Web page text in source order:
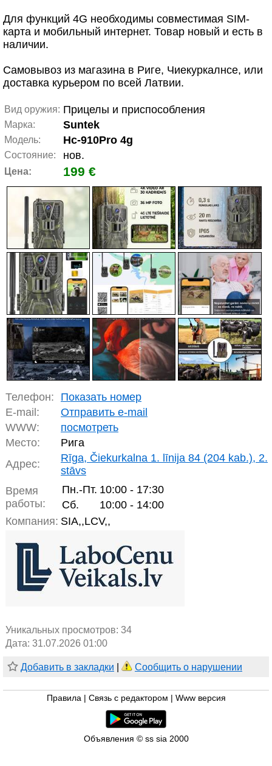
Для функций 4G необходимы совместимая SIM-
карта и мобильный интернет. Товар новый и есть в
наличии.
Самовывоз из магазина в Риге, Чиекуркалнсе, или
доставка курьером по всей Латвии.
Вид оружия: Прицелы и приспособления
Марка: Suntek
Модель: Hc-910Pro 4g
Состояние: нов.
Цена: 199 €
Телефон:
Показать номер
E-mail:
Отправить e-mail
WWW:
посмотреть
Место:
Рига
Адрес:
Rīga, Čiekurkalna 1. līnija 84 (204 kab.), 2.
stāvs
Время
работы:
Пн.-Пт. 10:00 - 17:30
Сб.
10:00 - 14:00
Компания: SIA,,LCV,,
Уникальных просмотров: 34
Дата: 31.07.2026 01:00
Добавить в закладки Сообщить о нарушении
Правила Связь с редактором Www версия
Объявления © ss sia 2000